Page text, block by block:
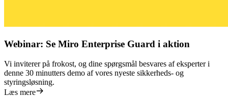
Webinar: Se Miro Enterprise Guard i aktion
Vi inviterer på frokost, og dine spørgsmål besvares af eksperter i
denne 30 minutters demo af vores nyeste sikkerheds- og
styringsløsning.
Læs mere